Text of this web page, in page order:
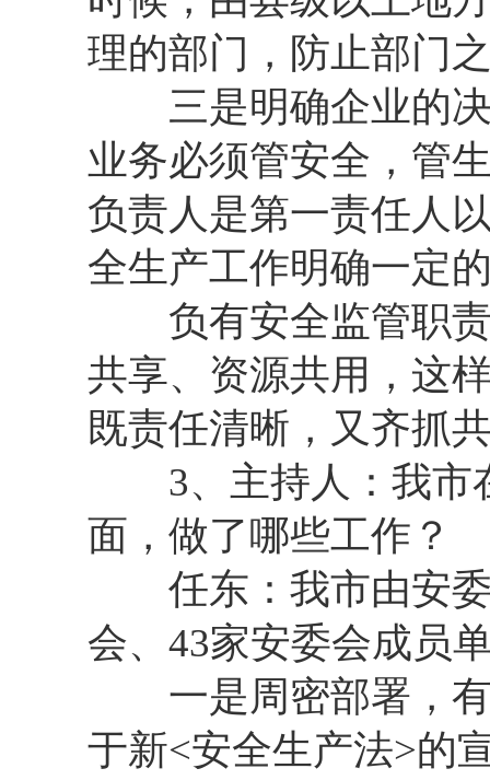
理的部门，防止部门
三是明确企业的决
业务必须管安全，管
负责人是第一责任人
全生产工作明确一定
负有安全监管职责
共享、资源共用，这
既责任清晰，又齐抓
3、主持人：我市
面，做了哪些工作？
任东：我市由安委
会、43家安委会成员
一是周密部署，有
于新<安全生产法>的